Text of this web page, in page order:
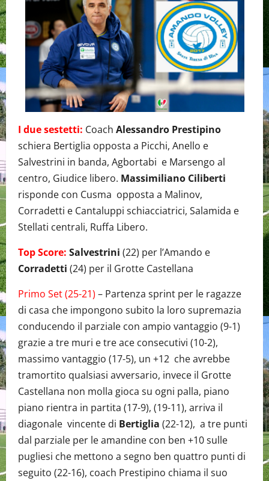
I due sestetti: Coach Alessandro Prestipino
schiera Bertiglia opposta a Picchi, Anello e
Salvestrini in banda, Agbortabi e Marsengo al
centro, Giudice libero. Massimiliano Ciliberti
risponde con Cusma opposta a Malinov,
Corradetti e Cantaluppi schiacciatrici, Salamida e
Stellati centrali, Ruffa Libero.
Top Score: Salvestrini (22) per l’Amando e
Corradetti (24) per il Grotte Castellana
Primo Set (25-21) – Partenza sprint per le ragazze
di casa che impongono subito la loro supremazia
conducendo il parziale con ampio vantaggio (9-1)
grazie a tre muri e tre ace consecutivi (10-2),
massimo vantaggio (17-5), un +12 che avrebbe
tramortito qualsiasi avversario, invece il Grotte
Castellana non molla gioca su ogni palla, piano
piano rientra in partita (17-9), (19-11), arriva il
diagonale vincente di Bertiglia (22-12), a tre punti
dal parziale per le amandine con ben +10 sulle
pugliesi che mettono a segno ben quattro punti di
seguito (22-16), coach Prestipino chiama il suo